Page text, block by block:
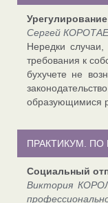
Сергей
Нередки
требования к
бухучете не
образующимися
ПРАКТИКУМ.
Социальный
Виктория